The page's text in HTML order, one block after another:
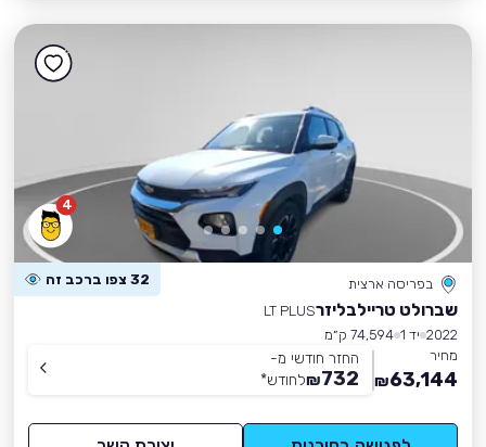
4
בפריסה ארצית 32 צפו ברכב זה
שברולט טריילבליזרLT PLUS
2022 יד 1
74,594 ק״מ
מחיר
63,144
₪
החזר חודשי מ-
732
₪לחודש*